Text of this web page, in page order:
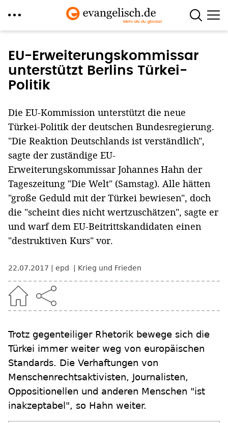
zum
Inhalt
EU-Erweiterungskommissar
unterstützt Berlins Türkei-
Politik
Die EU-Kommission unterstützt die neue
Türkei-Politik der deutschen Bundesregierung.
"Die Reaktion Deutschlands ist verständlich",
sagte der zuständige EU-
Erweiterungskommissar Johannes Hahn der
Tageszeitung "Die Welt" (Samstag). Alle hätten
"große Geduld mit der Türkei bewiesen", doch
die "scheint dies nicht wertzuschätzen", sagte er
und warf dem EU-Beitrittskandidaten einen
"destruktiven Kurs" vor.
22.07.2017 epd Krieg und Frieden
Trotz gegenteiliger Rhetorik bewege sich die
Türkei immer weiter weg von europäischen
Standards. Die Verhaftungen von
Menschenrechtsaktivisten, Journalisten,
Oppositionellen und anderen Menschen "ist
inakzeptabel", so Hahn weiter.